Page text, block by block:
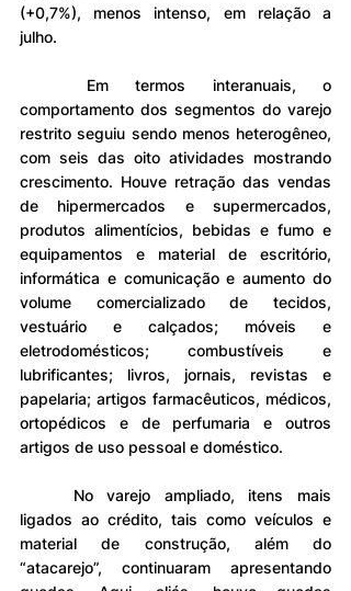
(+0,7%), menos intenso, em relação a
julho.
comportamento dos segmentos do varejo
restrito seguiu sendo menos heterogêneo,
com seis das oito atividades mostrando
crescimento. Houve retração das vendas
de hipermercados e supermercados,
produtos alimentícios, bebidas e fumo e
equipamentos e material de escritório,
informática e comunicação e aumento do
volume comercializado de tecidos,
vestuário e calçados; móveis e
eletrodomésticos; combustíveis e
lubrificantes; livros, jornais, revistas e
papelaria; artigos farmacêuticos, médicos,
ortopédicos e de perfumaria e outros
artigos de uso pessoal e doméstico.
ligados ao crédito, tais como veículos e
material de construção, além do
“atacarejo”, continuaram apresentando